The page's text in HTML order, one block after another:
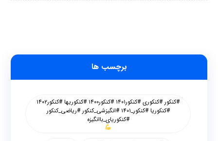
برچسب ها
#کنکور #کنکوری #کنکور۱۴۰۱ #کنکور۱۴۰۰ #کنکوریها #کنکور۱۴۰۲
#کنکوریا #کنکور_۱۴۰۱ #انگیزشی_کنکور #ریاضی_کنکور
#کنکوریای_باانگیزه